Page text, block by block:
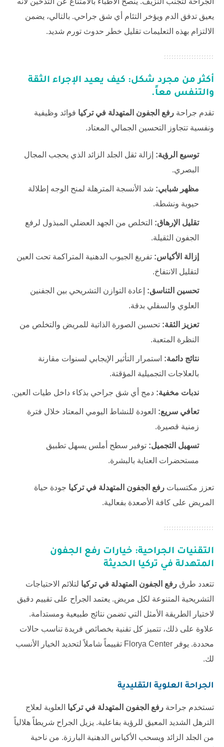
يعيق تدفق الدم ويؤخر التئام أي شق جراحي. بالتالي، يضمن
الالتزام بهذه التعليمات تقليل خطر حدوث تورم شديد.
أكثر من مجرد شكل: كيف يعيد الإجراء الثقة
والتنفس معاً.
تقدم جراحة رفع الجفون المتهدلة في تركيا فوائد وظيفية
ونفسية تتجاوز التحسين الجمالي المعتاد.
توسيع الرؤية: إزالة ثقل الجلد الزائد الذي يحجب المجال
البصري.
مظهر شبابي: شد الأنسجة المترهلة لمنح الوجه إطلالة
حيوية ونشطة.
تقليل الإرهاق: التخلص من الجهد العضلي المبذول لرفع
الجفون الثقيلة.
إزالة الأكياس: تفريغ الجيوب الدهنية المتراكمة تحت العين
لتقليل الانتفاخ.
تحسين التناسق: إعادة التوازن التشريحي بين الجفنين
العلوي والسفلي بدقة.
تعزيز الثقة: تحسين الصورة الذاتية للمريض والتخلص من
النظرة المتعبة.
نتائج دائمة: استمرار التأثير الإيجابي لسنوات مقارنة
بالعلاجات التجميلية المؤقتة.
ندبات مخفية: دمج أي شق جراحي بذكاء داخل طيات العين.
تعافي سريع: العودة للنشاط اليومي المعتاد خلال فترة
زمنية قصيرة.
تسهيل التجميل: توفير سطح أملس يسهل تطبيق
مستحضرات العناية بالبشرة.
تعزز مكتسبات رفع الجفون المتهدلة في تركيا جودة حياة
المريض على كافة الأصعدة بفعالية.
التقنيات الجراحية: خيارات رفع الجفون
المتهدلة في تركيا الحديثة
تتعدد طرق رفع الجفون المتهدلة في تركيا لتلائم الاحتياجات
التشريحية المتنوعة لكل مريض. يعتمد الجراح على تقييم دقيق
لاختيار الطريقة الأمثل التي تضمن نتائج طبيعية ومستدامة.
علاوة على ذلك، تتميز كل تقنية بخصائص فريدة تناسب حالات
محددة. يوفر Florya Center تقييماً شاملاً لتحديد الخيار الأنسب
لك.
الجراحة العلوية التقليدية
تستخدم جراحة رفع الجفون المتهدلة في تركيا العلوية لعلاج
الترهل الشديد المعيق للرؤية بفاعلية. يزيل الجراح شريطاً هلالياً
من الجلد الزائد ويسحب الأكياس الدهنية البارزة. من ناحية